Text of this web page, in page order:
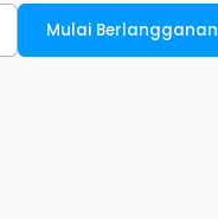
Mulai Berlangganan